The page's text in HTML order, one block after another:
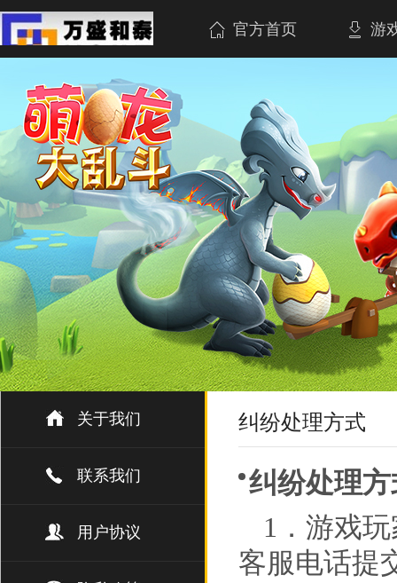
官方首页 游
关于我们
联系我们
用户协议
纠纷处理方式
纠纷处理
1．游戏
客服电话提